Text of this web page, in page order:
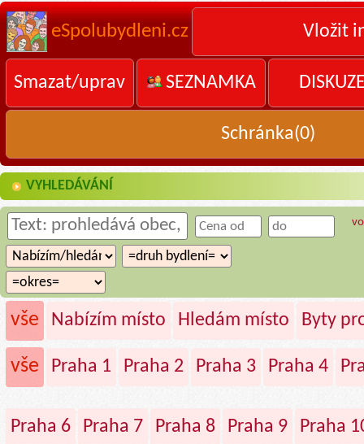
eSpolubydleni.cz Vložit
Smazat/uprav SEZNAMKA
Schránka(0)
VYHLEDÁVÁNÍ
vše Nabízím místo Hledám místo Byty
vše Praha 1 Praha 2 Praha 3 Praha 4
Praha 6 Praha 7 Praha 8 Praha 9 Praha